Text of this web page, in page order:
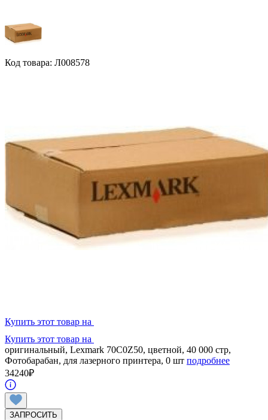
Код товара: Л008578
Купить этот товар на
Купить этот товар на
оригинальный, Lexmark 70C0Z50, цветной, 40 000 стр,
Фотобарабан, для лазерного принтера, 0 шт подробнее
34240₽
ЗАПРОСИТЬ